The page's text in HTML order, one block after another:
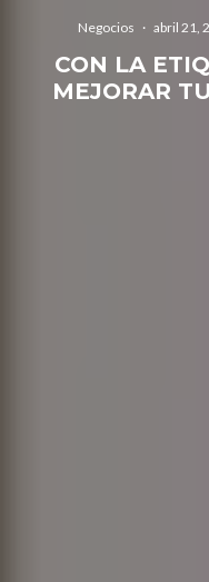
Negocios · abril 21,
CON LA
MEJORAR